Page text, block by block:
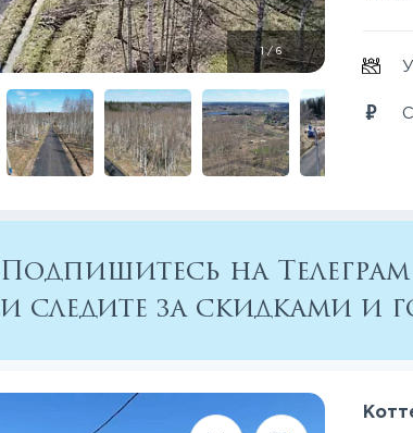
1/6
Подпишитесь на
и следите за скидками и